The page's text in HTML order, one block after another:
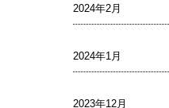
2024年2月
2024年1月
2023年12月